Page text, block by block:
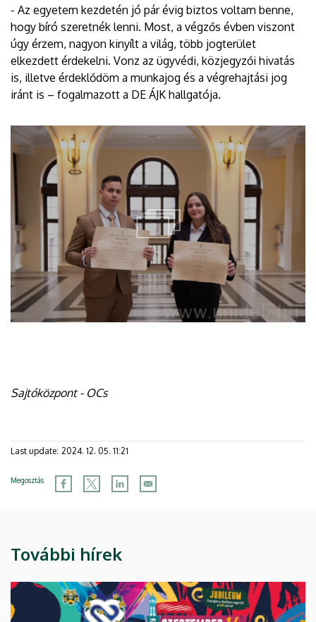
- Az egyetem kezdetén jó pár évig biztos voltam benne,
hogy bíró szeretnék lenni. Most, a végzős évben viszont
úgy érzem, nagyon kinyílt a világ, több jogterület
elkezdett érdekelni. Vonz az ügyvédi, közjegyzői hivatás
is, illetve érdeklődöm a munkajog és a végrehajtási jog
iránt is – fogalmazott a DE ÁJK hallgatója.
Sajtóközpont - OCs
Last update: 2024. 12. 05. 11:21
Megosztás
További hírek